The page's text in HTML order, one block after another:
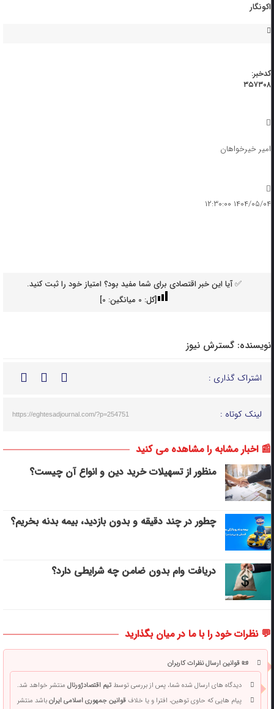
اکونگار
کدخبر:
۳۵۷۳۰۸
امیر خیرخواهان
۱۴۰۴/۰۵/۰۴ ۱۲:۳۰:۰۰
✅ آیا این خبر اقتصادی برای شما مفید بود؟ امتیاز خود را ثبت کنید.
[کل: 0میانگین: 0
]
نویسنده: گسترش نیوز
اشتراک گذاری :
لینک کوتاه : https://eghtesadjournal.com/?p=254751
📰 اخبار مشابه را مشاهده می کنید
منظور از تسهیلات خرید دین و انواع آن چیست؟
چطور در چند دقیقه و بدون بازدید، بیمه بدنه بخریم؟
دریافت وام بدون ضامن چه شرایطی دارد؟
💬 نظرات خود را با ما در میان بگذارید
📜 قوانین ارسال نظرات کاربران
دیدگاه های ارسال شده شما، پس از بررسی توسطتیم اقتصادژورنالمنتشر خواهد شد.
پیام هایی که حاوی توهین، افترا و یا خلافقوانین جمهوری اسلامی ایرانباشد منتشر